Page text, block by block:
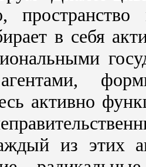
в себя
активно
из этих